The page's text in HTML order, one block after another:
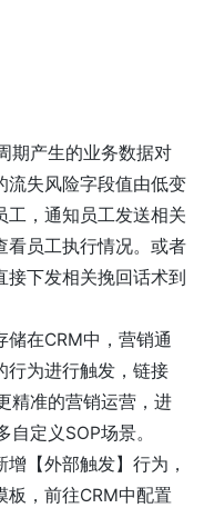
期产生的业务数据对
流失风险字段值由低变
工，通知员工发送相关
看员工执行情况。或者
下发相关挽回话术到
在CRM中，营销通
行为进行触发，链接
精准的营销运营，进
定义SOP场景。
【外部触发】行为，
板，前往CRM中配置